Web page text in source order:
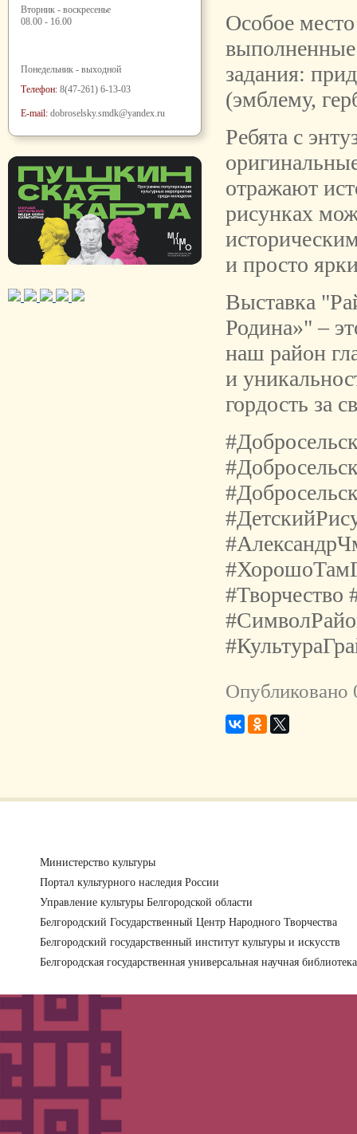
Вторник - воскресенье
08.00 - 16.00
Понедельник - выходной
Телефон: 8(47-261) 6-13-03
E-mail: dobroselsky.smdk@yandex.ru
Особое
выполненные
задания:
(эмблему,
Ребята с
отражают
рисунках
и просто
Выставка
Родина»" –
наш район
и
гордость за
#Творчество
Опубликовано
Министерство культуры
Портал культурного наследия России
Управление культуры Белгородской области
Белгородский Государственный Центр Народного Творчества
Белгородский государственный институт культуры и искусств
Белгородская государственная универсальная научная библиотека